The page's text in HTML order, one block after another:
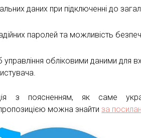
даних при підключенні до
паролей та можливість
управління обліковими даними для
з поясненням, як саме
можна знайтиза